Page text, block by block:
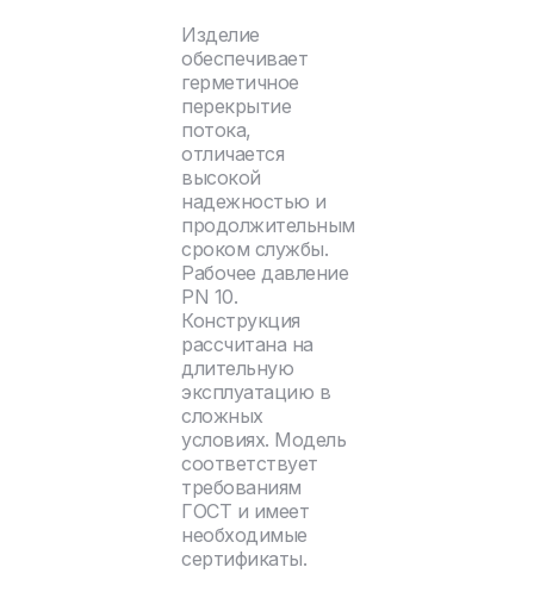
Изделие
обеспечивает
герметичное
перекрытие
потока,
отличается
высокой
надежностью и
продолжительным
сроком службы.
Рабочее давление
PN 10.
Конструкция
рассчитана на
длительную
эксплуатацию в
сложных
условиях. Модель
соответствует
требованиям
ГОСТ и имеет
необходимые
сертификаты.